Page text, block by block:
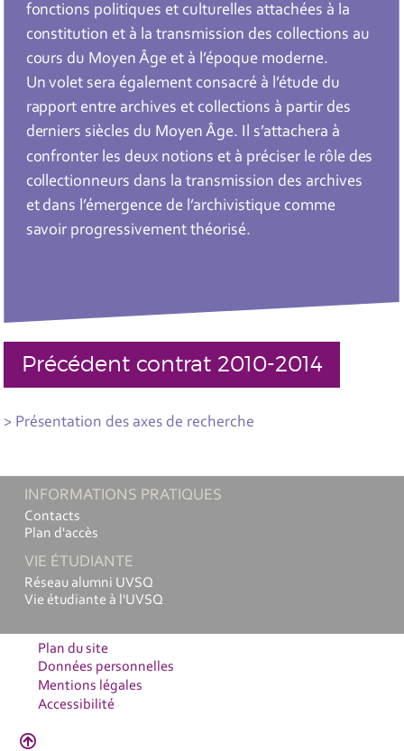
fonctions politiques et culturelles attachées à la
constitution et à la transmission des collections au
cours du Moyen Âge et à l’époque moderne.
Un volet sera également consacré à l’étude du
rapport entre archives et collections à partir des
derniers siècles du Moyen Âge. Il s’attachera à
confronter les deux notions et à préciser le rôle des
collectionneurs dans la transmission des archives
et dans l’émergence de l’archivistique comme
savoir progressivement théorisé.
Précédent contrat 2010-2014
> Présentation des axes de recherche
INFORMATIONS PRATIQUES
Contacts
Plan d'accès
VIE ÉTUDIANTE
Réseau alumni UVSQ
Vie étudiante à l'UVSQ
Plan du site
Données personnelles
Mentions légales
Accessibilité